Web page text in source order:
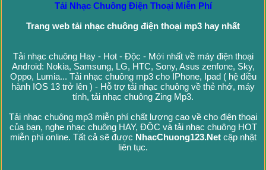
Tải Nhạc Chuông Điện Thoại Miễn Phí
Trang web tải nhạc chuông điện thoại mp3 hay nhất
Tải nhạc chuông Hay - Hot - Độc - Mới nhất về máy điện thoại
Android: Nokia, Samsung, LG, HTC, Sony, Asus zenfone, Sky,
Oppo, Lumia... Tải nhạc chuông mp3 cho IPhone, Ipad ( hệ điều
hành IOS 13 trở lên ) - Hỗ trợ tải nhạc chuông về thẻ nhớ, máy
tính, tải nhạc chuông Zing Mp3.
Tải nhạc chuông mp3 miễn phí chất lượng cao về cho điện thoại
của bạn, nghe nhạc chuông HAY, ĐỘC và tải nhạc chuông HOT
miễn phí online. Tất cả sẽ được NhacChuong123.Netcập nhật
liên tục.